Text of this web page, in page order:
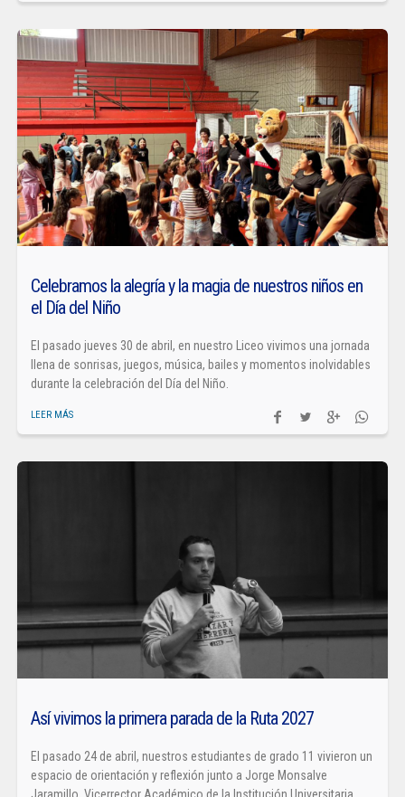
Celebramos la alegría y la magia de nuestros niños en
el Día del Niño
El pasado jueves 30 de abril, en nuestro Liceo vivimos una jornada
llena de sonrisas, juegos, música, bailes y momentos inolvidables
durante la celebración del Día del Niño.
LEER MÁS
Así vivimos la primera parada de la Ruta 2027
El pasado 24 de abril, nuestros estudiantes de grado 11 vivieron un
espacio de orientación y reflexión junto a Jorge Monsalve